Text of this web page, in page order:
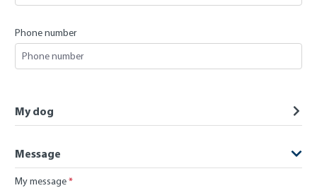
Phone number
My dog
Message
My message*